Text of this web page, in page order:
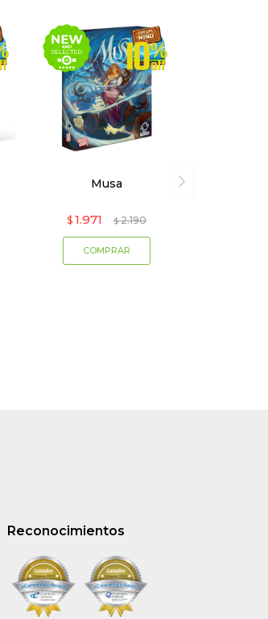
Musa
$ 1.971 $ 2.190
Reconocimientos